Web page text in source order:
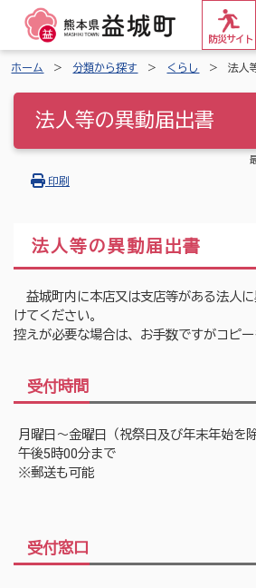
防災サイト
ホーム 分類から探す くらし 法人
法人等の異動届出書
印刷
法人等の異動届出書
益城町内に本店又は支店等がある法人
けてください。
控えが必要な場合は、お手数ですがコピー
受付時間
月曜日～金曜日（祝祭日及び年末年始
午後5時00分まで
※郵送も可能
受付窓口